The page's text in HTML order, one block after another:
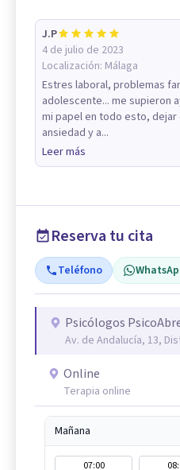
J.P
4 de julio de 2023
Localización: Málaga
Estres laboral, problemas
adolescente... me supieron
mi papel en todo esto,
ansiedad y a...
Leer más
Reserva tu cita
Teléfono
Psicólogos
Av. de Andalucía, 13,
Online
Terapia online
Mañana
07:00